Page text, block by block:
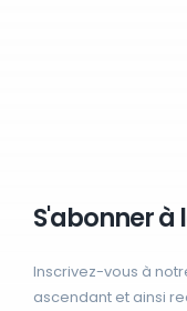
S'abonner à
Inscrivez-vous à
ascendant et ainsi